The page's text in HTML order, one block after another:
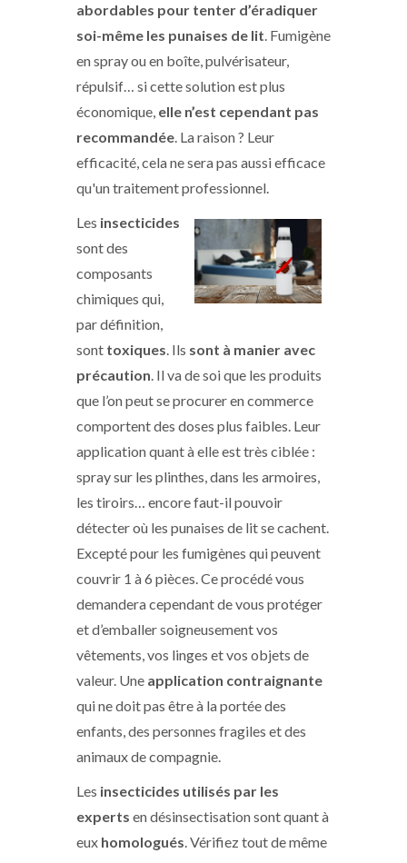
abordables pour tenter d’éradiquer
soi-même les punaises de lit. Fumigène
en spray ou en boîte, pulvérisateur,
répulsif… si cette solution est plus
économique, elle n’est cependant pas
recommandée. La raison ? Leur
efficacité, cela ne sera pas aussi efficace
qu'un traitement professionnel.
Les insecticides
sont des
composants
chimiques qui,
par définition,
sont toxiques. Ils sont à manier avec
précaution. Il va de soi que les produits
que l’on peut se procurer en commerce
comportent des doses plus faibles. Leur
application quant à elle est très ciblée :
spray sur les plinthes, dans les armoires,
les tiroirs… encore faut-il pouvoir
détecter où les punaises de lit se cachent.
Excepté pour les fumigènes qui peuvent
couvrir 1 à 6 pièces. Ce procédé vous
demandera cependant de vous protéger
et d’emballer soigneusement vos
vêtements, vos linges et vos objets de
valeur. Une application contraignante
qui ne doit pas être à la portée des
enfants, des personnes fragiles et des
animaux de compagnie.
Les insecticides utilisés par les
experts en désinsectisation sont quant à
eux homologués. Vérifiez tout de même